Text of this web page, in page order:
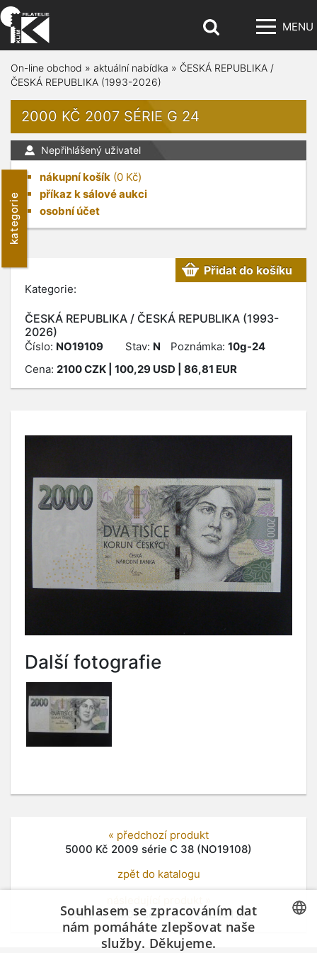
MENU
kategorie
On-line obchod » aktuální nabídka » ČESKÁ REPUBLIKA /
ČESKÁ REPUBLIKA (1993-2026)
2000 KČ 2007 SÉRIE G 24
Nepřihlášený uživatel
nákupní košík (0 Kč)
příkaz k sálové aukci
osobní účet
Kategorie:
ČESKÁ REPUBLIKA / ČESKÁ REPUBLIKA (1993-
2026)
Přidat do košíku
Číslo: NO19109 Stav: N Poznámka: 10g-24
Cena: 2100CZK | 100,29 USD | 86,81 EUR
Další fotografie
« předchozí produkt
5000 Kč 2009 série C 38 (NO19108)
zpět do katalogu
2000 Kč 2007 série G 13 (NO19110)
Souhlasem se zpracováním dat
nám pomáháte zlepšovat naše
služby. Děkujeme.